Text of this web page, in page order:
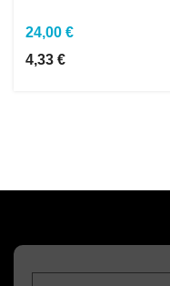
24,00 €
4,33 €